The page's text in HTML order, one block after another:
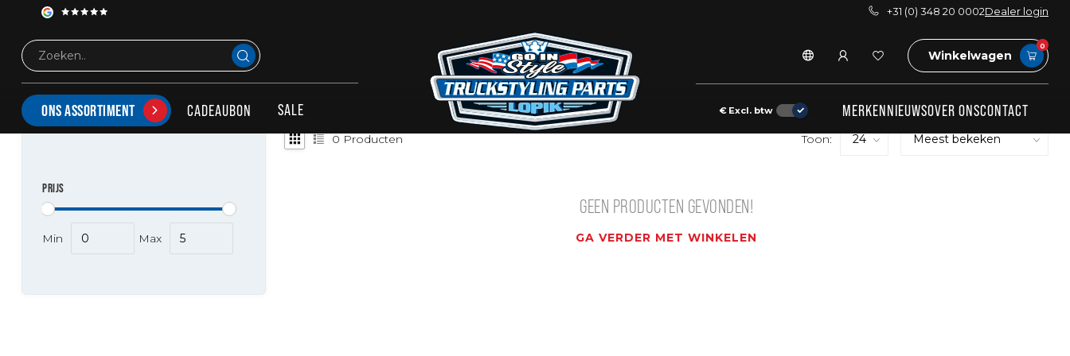
+31 (0) 348 20 0002Dealer login
Winkelwagen
0
ONS ASSORTIMENT CADEAUBON SALE € Excl. btw MERKENNIEUWSOVER ONSCONTACT
PRODUCTEN GETAGD MET BELT BUCKLE
PRIJS
Min Max
0 Producten Toon:
GEEN PRODUCTEN GEVONDEN!
GA VERDER MET WINKELEN